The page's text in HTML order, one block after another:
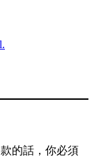
的話，你必須